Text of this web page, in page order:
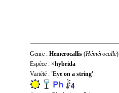
Genre : Hemerocallis (Hémérocalle)
Espèce : ×hybrida
Variété : 'Eye on a string'